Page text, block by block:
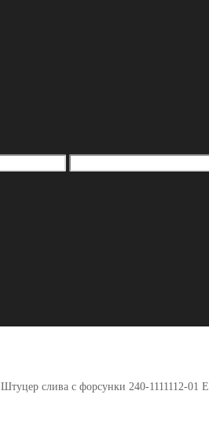
Штуцер слива с форсунки 240-1111112-